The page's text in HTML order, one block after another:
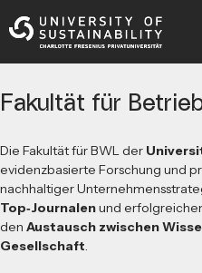
Fakultät für
Die Fakultät für BWL der
evidenzbasierte Forschung und
nachhaltiger
Top‑Journalenund
den Austausch zwischen
Gesellschaft.